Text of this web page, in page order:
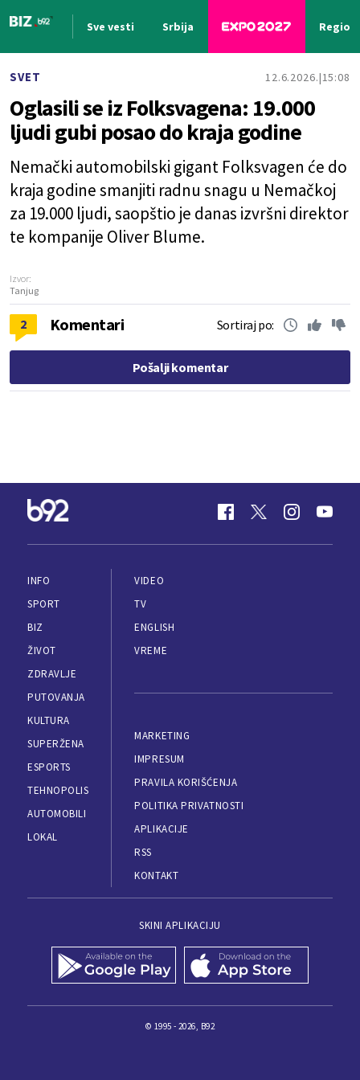
Sve vesti Srbija Region
SVET 12.6.2026. 15:08
Oglasili se iz Folksvagena: 19.000
ljudi gubi posao do kraja godine
Nemački automobilski gigant Folksvagen će do
kraja godine smanjiti radnu snagu u Nemačkoj
za 19.000 ljudi, saopštio je danas izvršni direktor
te kompanije Oliver Blume.
Izvor:
Tanjug
2 Komentari Sortiraj po:
Pošalji komentar
INFO
SPORT
BIZ
ŽIVOT
ZDRAVLJE
PUTOVANJA
KULTURA
SUPERŽENA
ESPORTS
TEHNOPOLIS
AUTOMOBILI
LOKAL
VIDEO
TV
ENGLISH
VREME
MARKETING
IMPRESUM
PRAVILA KORIŠĆENJA
POLITIKA PRIVATNOSTI
APLIKACIJE
RSS
KONTAKT
SKINI APLIKACIJU
© 1995 - 2026, B92